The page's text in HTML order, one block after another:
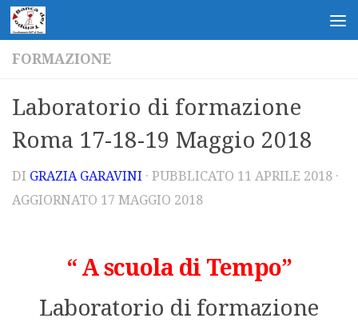
Salta al contenuto
FORMAZIONE
Laboratorio di formazione
Roma 17-18-19 Maggio 2018
DI GRAZIA GARAVINI · PUBBLICATO 11 APRILE 2018 ·
AGGIORNATO 17 MAGGIO 2018
“ A scuola di Tempo”
Laboratorio di formazione